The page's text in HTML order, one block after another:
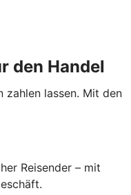
den Handel
zahlen lassen. Mit den
Reisender – mit